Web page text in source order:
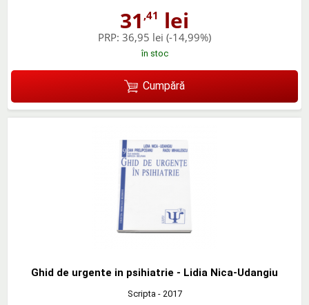
31 ,41 lei
PRP: 36,95 lei (-14,99%)
în stoc
Cumpără
Ghid de urgente in psihiatrie - Lidia Nica-Udangiu
Scripta - 2017